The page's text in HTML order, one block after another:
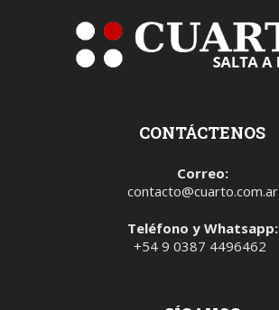
CONTÁCTENOS
Correo:
contacto@cuarto.com.ar
Teléfono y Whatsapp:
+54 9 0387 4496462